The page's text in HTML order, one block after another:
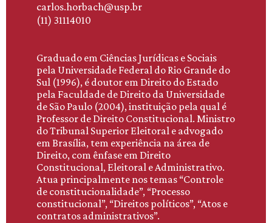
carlos.horbach@usp.br
(11) 31114010
Graduado em Ciências Jurídicas e Sociais
pela Universidade Federal do Rio Grande do
Sul (1996), é doutor em Direito do Estado
pela Faculdade de Direito da Universidade
de São Paulo (2004), instituição pela qual é
Professor de Direito Constitucional. Ministro
do Tribunal Superior Eleitoral e advogado
em Brasília, tem experiência na área de
Direito, com ênfase em Direito
Constitucional, Eleitoral e Administrativo.
Atua principalmente nos temas “Controle
de constitucionalidade”, “Processo
constitucional”, “Direitos políticos”, “Atos e
contratos administrativos”.